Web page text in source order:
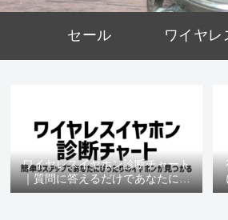
セール ワイヤレ
ワイヤレスイヤホン診断チャート
｜質問に答えるだけであなたにお
すすめの機種がわかる